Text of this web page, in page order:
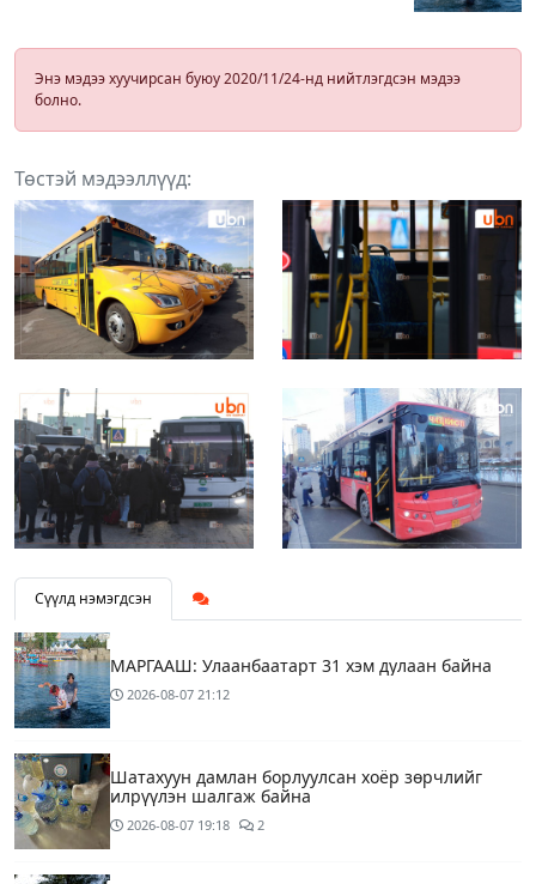
Энэ мэдээ хуучирсан буюу 2020/11/24-нд нийтлэгдсэн мэдээ
болно.
Төстэй мэдээллүүд:
Сүүлд нэмэгдсэн
МАРГААШ: Улаанбаатарт 31 хэм дулаан байна
2026-08-07 21:12
Шатахуун дамлан борлуулсан хоёр зөрчлийг
илрүүлэн шалгаж байна
2026-08-07 19:18 2